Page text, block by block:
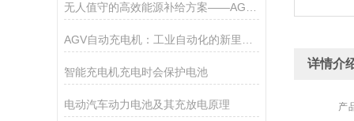
智能充电机充电时会保护电池
电动汽车动力电池及其充放电原理
详情介
产